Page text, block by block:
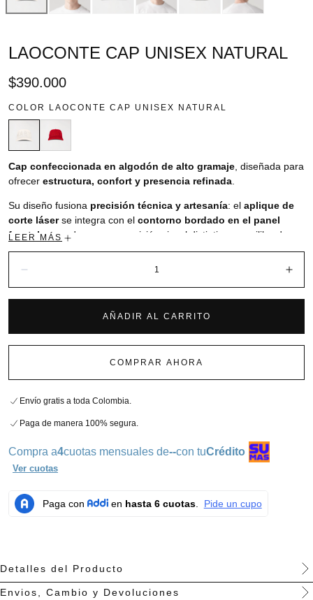
modal
LAOCONTE CAP UNISEX NATURAL
Precio
regular
$390.000
COLOR LAOCONTE CAP UNISEX NATURAL
Cap confeccionada en algodón de alto gramaje , diseñada para
ofrecer estructura, confort y presencia refinada
Su diseño fusiona precisión técnica y artesanía: el aplique de
corte láserse integra con el contorno bordado en el panel
frontal, creando una composición visual distintiva y equilibrada.
que reafirma su
posicionamiento premium
Una piezasofisticada y contemporánea, donde la técnica y el
detalle se encuentran para construir una identidad visual única.
Tela: ALGODÓN (100% algodón - 285 gr)
Técnica posterior: Sistema de cierre en cuero bovino
Empaque: Caja de lujo y papel seda
FREE SHIPPING & RETURNS
LEER MÁS
AÑADIR AL CARRITO
COMPRAR AHORA
Envío gratis a toda Colombia.
Paga de manera 100% segura.
Compra a4cuotas mensuales de--con tuCrédito
Ver cuotas
Detalles del Producto
Envios, Cambio y Devoluciones